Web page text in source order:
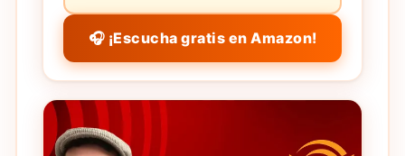
🎧 ¡Escucha gratis en Amazon!